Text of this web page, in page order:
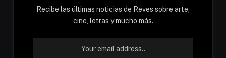
Recibe las últimas noticias de Reves sobre arte,
cine, letras y mucho más.